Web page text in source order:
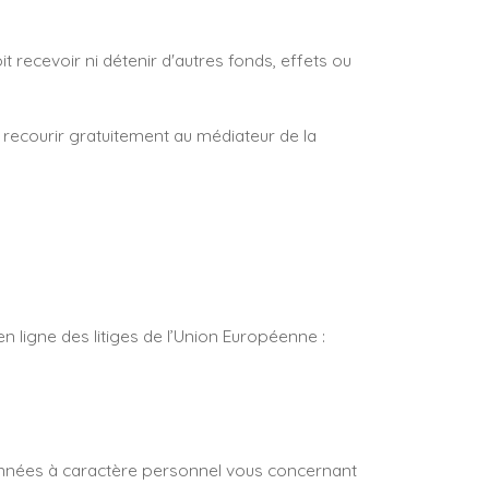
recevoir ni détenir d'autres fonds, effets ou
gratuitement au médiateur de la
des litiges de l’Union Européenne :
à caractère personnel vous concernant